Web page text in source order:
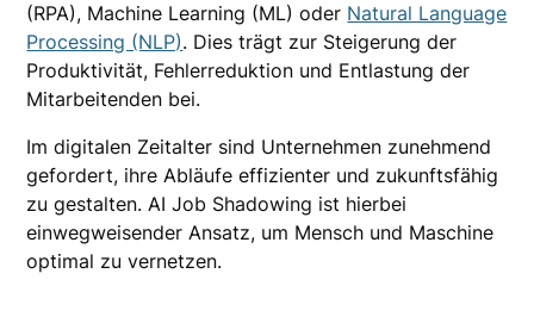
(RPA), Machine Learning (ML) oder Natural Language
Processing (NLP). Dies trägt zur Steigerung der
Produktivität, Fehlerreduktion und Entlastung der
Mitarbeitenden bei.
Im digitalen Zeitalter sind Unternehmen zunehmend
gefordert, ihre Abläufe effizienter und zukunftsfähig
zu gestalten. AI Job Shadowing ist hierbei
einwegweisender Ansatz, um Mensch und Maschine
optimal zu vernetzen.